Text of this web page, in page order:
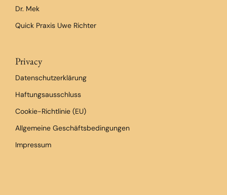
Dr. Mek
Quick Praxis Uwe Richter
Privacy
Datenschutzerklärung
Haftungsausschluss
Cookie-Richtlinie (EU)
Allgemeine Geschäftsbedingungen
Impressum